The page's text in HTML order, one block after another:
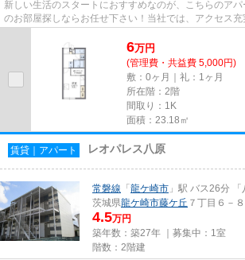
新しい生活のスタートにおすすめなのが、こちらのアパ
のお部屋探しならお任せ下さい！当社では、アクセス
6万円
(管理費・共益費 5,000円)
敷：0ヶ月｜礼：1ヶ月
所在階：2階
間取り：1K
面積：23.18㎡
賃貸｜アパート レオパレス八原
常磐線 「 龍ケ崎市 」駅 バス26分
茨城県龍ケ崎市藤ケ丘 ７丁目６－８
4.5万円
築年数：築27年 ｜募集中： 1室
階数：2階建